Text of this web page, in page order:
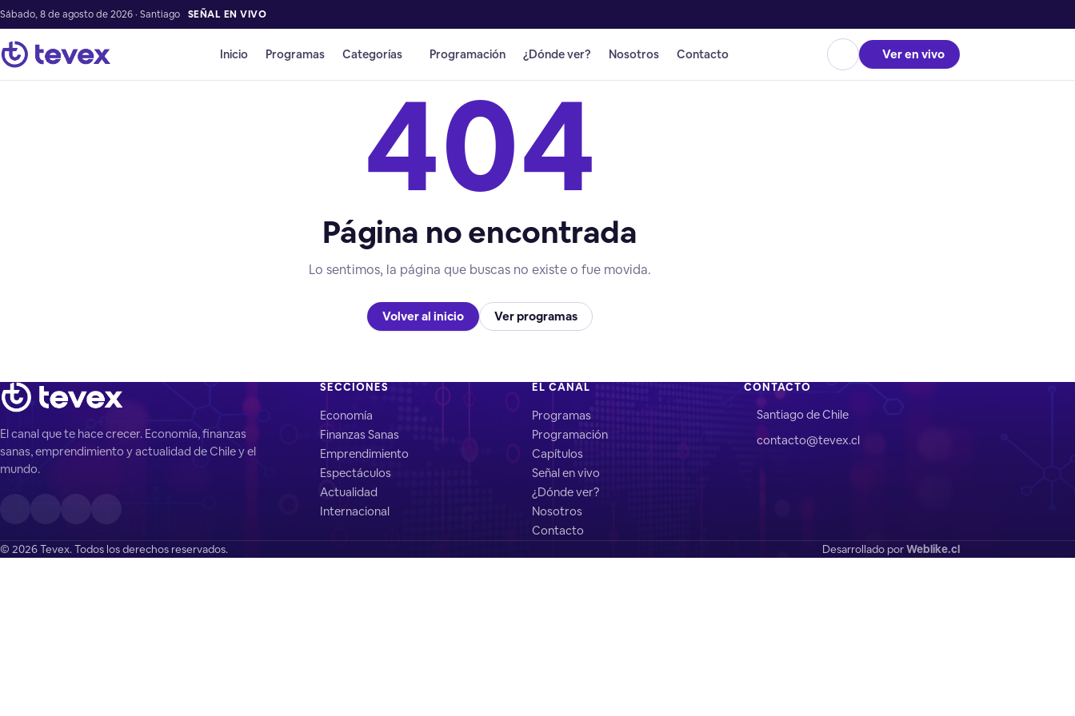
Sábado, 8 de agosto de 2026 · Santiago SEÑAL EN VIVO
Inicio Programas Categorías Programación ¿Dónde ver? Nosotros Contacto Ver en vivo
404
Página no encontrada
Lo sentimos, la página que buscas no existe o fue movida.
Volver al inicio Ver programas
El canal que te hace crecer. Economía, finanzas
sanas, emprendimiento y actualidad de Chile y el
mundo.
SECCIONES
Economía
Finanzas Sanas
Emprendimiento
Espectáculos
Actualidad
Internacional
EL CANAL
Programas
Programación
Capítulos
Señal en vivo
¿Dónde ver?
Nosotros
Contacto
CONTACTO
Santiago de Chile
contacto@tevex.cl
© 2026 Tevex. Todos los derechos reservados. Desarrollado porWeblike.cl